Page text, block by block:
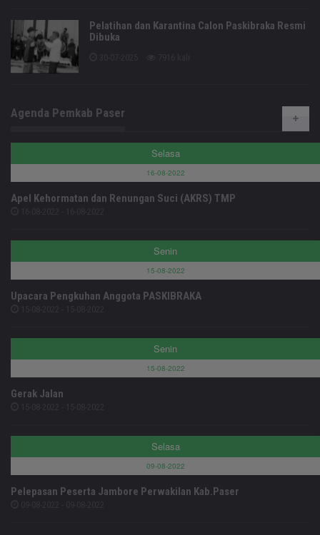
Pelatihan dan Karantina Calon Paskibraka Resmi
Dibuka
Agenda Pemkab Paser
Selasa
16-08-2022
Apel Kehormatan dan Renungan Suci (AKRS) TMP
Senin
15-08-2022
Upacara Pengkuhan Anggota PASKIBRAKA
Senin
15-08-2022
Gerak Jalan
Selasa
09-08-2022
Pelepasan Peserta Jambore Perwakilan Kab.Paser